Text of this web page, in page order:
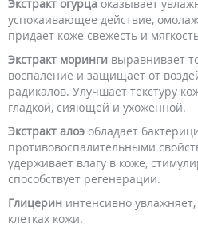
Экстракт огурца оказывает
успокаивающее действие,
придает коже свежесть и
Экстракт моринги выравнивает
воспаление и защищает от
радикалов. Улучшает текстуру
гладкой, сияющей и ухоженной.
Экстракт алоэ обладает
противовоспалительными
удерживает влагу в коже,
способствует регенерации.
Глицерин интенсивно
клетках кожи.